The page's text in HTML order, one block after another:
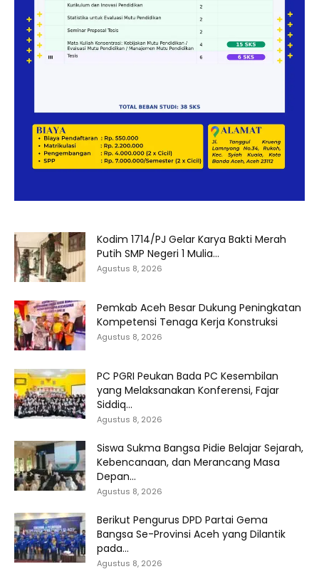
Kodim 1714/PJ Gelar Karya Bakti Merah
Putih SMP Negeri 1 Mulia...
Agustus 8, 2026
Pemkab Aceh Besar Dukung Peningkatan
Kompetensi Tenaga Kerja Konstruksi
Agustus 8, 2026
PC PGRI Peukan Bada PC Kesembilan
yang Melaksanakan Konferensi, Fajar
Siddiq...
Agustus 8, 2026
Siswa Sukma Bangsa Pidie Belajar Sejarah,
Kebencanaan, dan Merancang Masa
Depan...
Agustus 8, 2026
Berikut Pengurus DPD Partai Gema
Bangsa Se-Provinsi Aceh yang Dilantik
pada...
Agustus 8, 2026